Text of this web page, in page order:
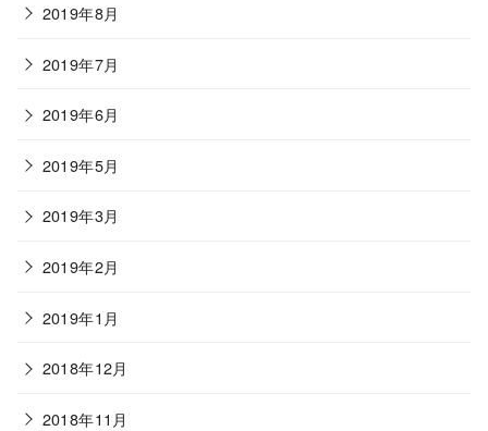
2019年8月
2019年7月
2019年6月
2019年5月
2019年3月
2019年2月
2019年1月
2018年12月
2018年11月